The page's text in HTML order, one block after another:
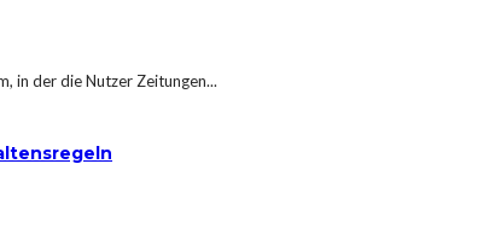
in der die Nutzer Zeitungen...